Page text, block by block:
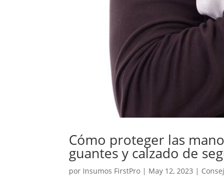
Cómo proteger las
guantes y calzado de
por Insumos FirstPro | May 12, 2023 |